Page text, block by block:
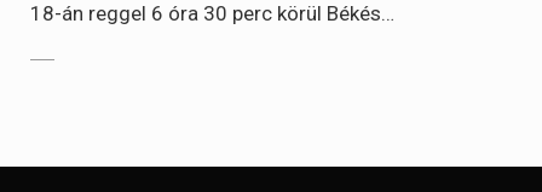
18-án reggel 6 óra 30 perc körül Békés…